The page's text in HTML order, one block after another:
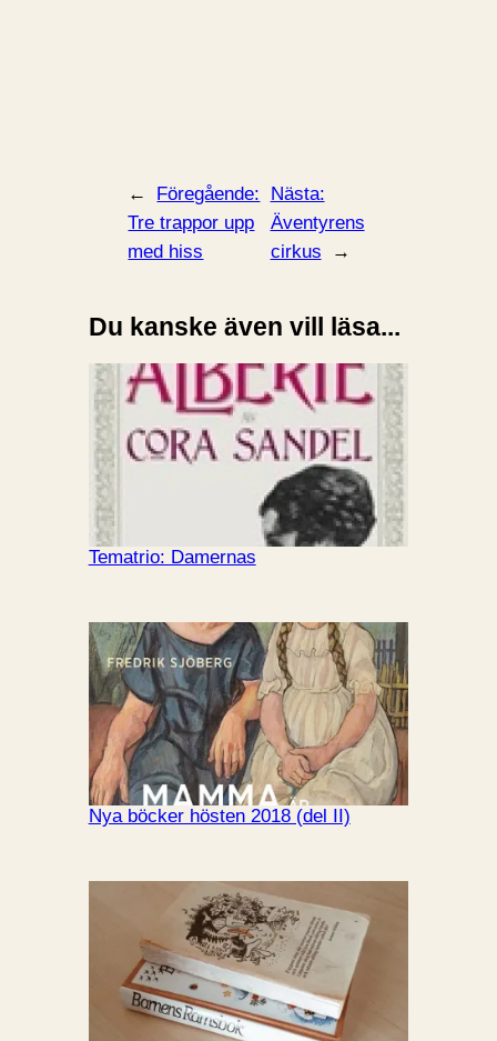
←
Föregående:
Tre trappor upp
med hiss
Nästa:
Äventyrens
cirkus
→
Du kanske även vill läsa...
Tematrio: Damernas
Nya böcker hösten 2018 (del II)